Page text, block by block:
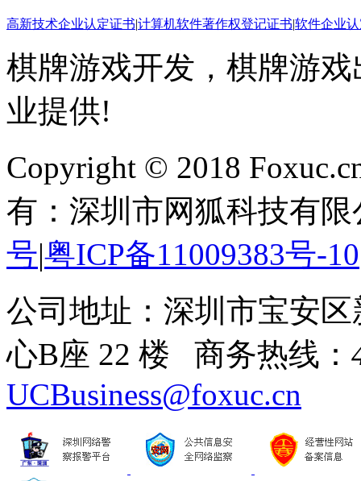
高新技术企业认定证书|计算机软件著作权登记证书|软件企业
棋牌游戏开发，棋牌游
业提供!
Copyright © 2018
有：深圳市网狐科技有限
号|粤ICP备11009383号-10
公司地址：深圳市宝安
心B座 22 楼 商务热线：
UCBusiness@foxuc.cn